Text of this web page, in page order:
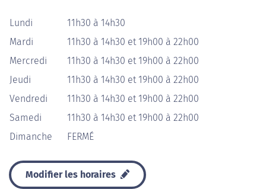
Lundi
11h30 à 14h30
Mardi
11h30 à 14h30 et 19h00 à 22h00
Mercredi
11h30 à 14h30 et 19h00 à 22h00
Jeudi
11h30 à 14h30 et 19h00 à 22h00
Vendredi
11h30 à 14h30 et 19h00 à 22h00
Samedi
11h30 à 14h30 et 19h00 à 22h00
Dimanche
FERMÉ
Modifier les horaires